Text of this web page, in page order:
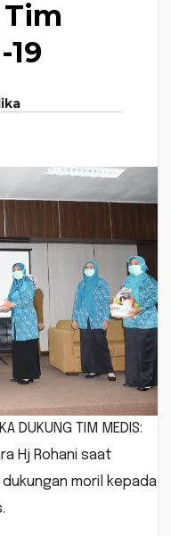
DUKUNG TIM MEDIS:
Hj Rohani saat
moril kepada